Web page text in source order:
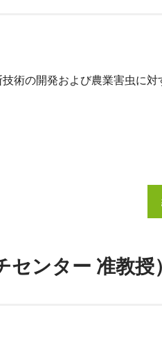
術の開発および農業害虫に対
ンター 准教授